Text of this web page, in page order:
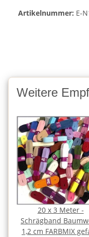
Artikelnummer: E-
Weitere
20 x 3 Meter -
Schrägband
1,2 cm FARBMIX